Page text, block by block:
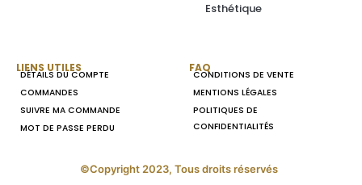
Esthétique
LIENS UTILES
DÉTAILS DU COMPTE
COMMANDES
SUIVRE MA COMMANDE
MOT DE PASSE PERDU
FAQ
CONDITIONS DE VENTE
MENTIONS LÉGALES
POLITIQUES DE
CONFIDENTIALITÉS
©Copyright 2023, Tous droits réservés